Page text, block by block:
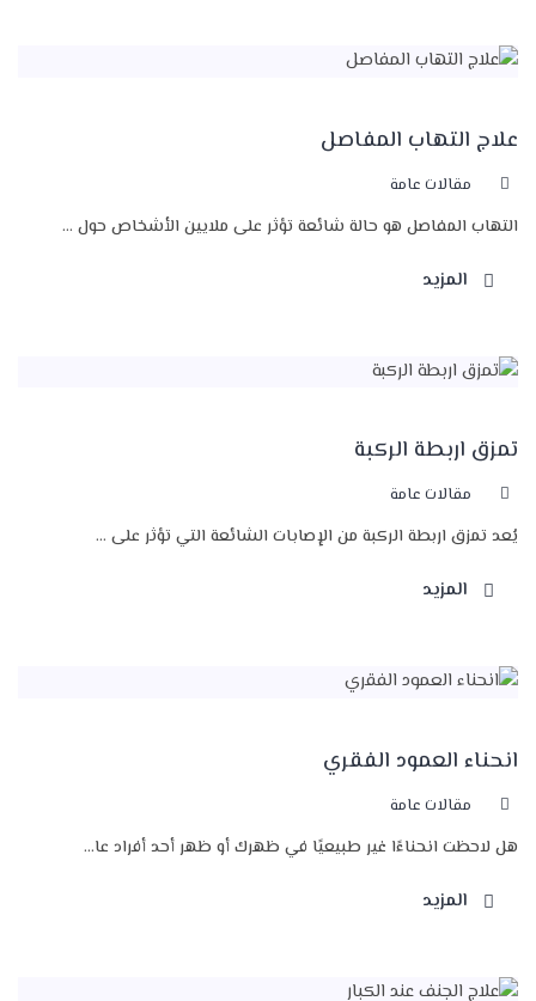
علاج التهاب المفاصل
مقالات عامة
التهاب المفاصل هو حالة شائعة تؤثر على ملايين الأشخاص حول ...
المزيد
تمزق اربطة الركبة
مقالات عامة
يُعد تمزق اربطة الركبة من الإصابات الشائعة التي تؤثر على ...
المزيد
انحناء العمود الفقري
مقالات عامة
هل لاحظت انحناءًا غير طبيعيًا في ظهرك أو ظهر أحد أفراد عا...
المزيد